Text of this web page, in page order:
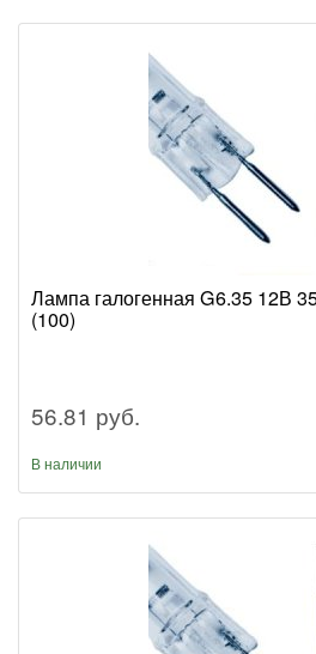
Лампа галогенная G6.35 12В
(100)
56.81 руб.
В наличии